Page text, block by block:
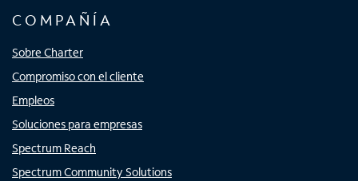
COMPAÑÍA
Sobre Charter
Compromiso con el cliente
Empleos
Soluciones para empresas
Spectrum Reach
Spectrum Community Solutions